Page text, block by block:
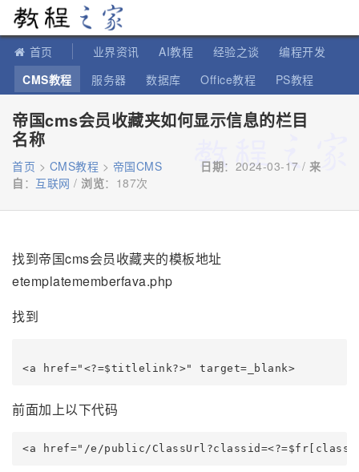
首页 业界资讯 AI教程 经验之谈
编程开发
CMS教程
服务器 数据库 Office教程
PS教程
帝国cms会员收藏夹如何显示信息的栏目
名称
首页 > CMS教程 > 帝国CMS 日期：2024-03-17 / 来
自 ： 互联网 / 浏览： 187次
找到帝国cms会员收藏夹的模板地址
etemplatememberfava.php
找到
<a href="<?=$titlelink?>" target=_blank>
前面加上以下代码
<a href="/e/public/